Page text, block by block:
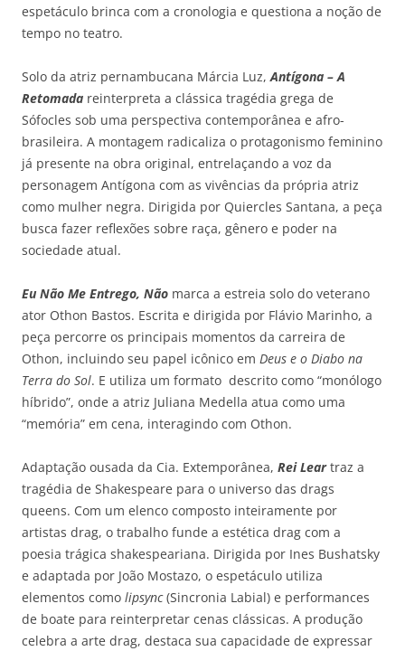
espetáculo brinca com a cronologia e questiona a noção de
tempo no teatro.
Solo da atriz pernambucana Márcia Luz, Antígona – A
Retomada reinterpreta a clássica tragédia grega de
Sófocles sob uma perspectiva contemporânea e afro-
brasileira. A montagem radicaliza o protagonismo feminino
já presente na obra original, entrelaçando a voz da
personagem Antígona com as vivências da própria atriz
como mulher negra. Dirigida por Quiercles Santana, a peça
busca fazer reflexões sobre raça, gênero e poder na
sociedade atual.
Eu Não Me Entrego, Não marca a estreia solo do veterano
ator Othon Bastos. Escrita e dirigida por Flávio Marinho, a
peça percorre os principais momentos da carreira de
Othon, incluindo seu papel icônico em Deus e o Diabo na
Terra do Sol. E utiliza um formato descrito como “monólogo
híbrido”, onde a atriz Juliana Medella atua como uma
“memória” em cena, interagindo com Othon.
Adaptação ousada da Cia. Extemporânea, Rei Leartraz a
tragédia de Shakespeare para o universo das drags
queens. Com um elenco composto inteiramente por
artistas drag, o trabalho funde a estética drag com a
poesia trágica shakespeariana. Dirigida por Ines Bushatsky
e adaptada por João Mostazo, o espetáculo utiliza
elementos como lipsync(Sincronia Labial) e performances
de boate para reinterpretar cenas clássicas. A produção
celebra a arte drag, destaca sua capacidade de expressar